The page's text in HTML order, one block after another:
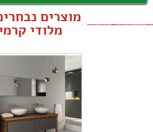
מוצרים
מלודי